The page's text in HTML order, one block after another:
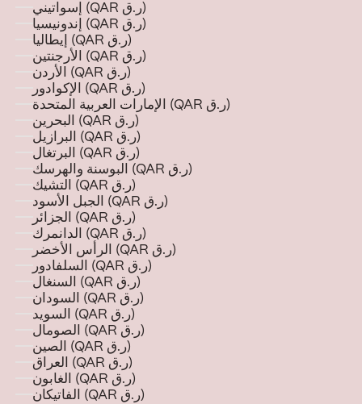
إسواتيني (QAR ر.ق)
إندونيسيا (QAR ر.ق)
إيطاليا (QAR ر.ق)
الأرجنتين (QAR ر.ق)
الأردن (QAR ر.ق)
الإكوادور (QAR ر.ق)
الإمارات العربية المتحدة (QAR ر.ق)
البحرين (QAR ر.ق)
البرازيل (QAR ر.ق)
البرتغال (QAR ر.ق)
البوسنة والهرسك (QAR ر.ق)
التشيك (QAR ر.ق)
الجبل الأسود (QAR ر.ق)
الجزائر (QAR ر.ق)
الدانمرك (QAR ر.ق)
الرأس الأخضر (QAR ر.ق)
السلفادور (QAR ر.ق)
السنغال (QAR ر.ق)
السودان (QAR ر.ق)
السويد (QAR ر.ق)
الصومال (QAR ر.ق)
الصين (QAR ر.ق)
العراق (QAR ر.ق)
الغابون (QAR ر.ق)
الفاتيكان (QAR ر.ق)